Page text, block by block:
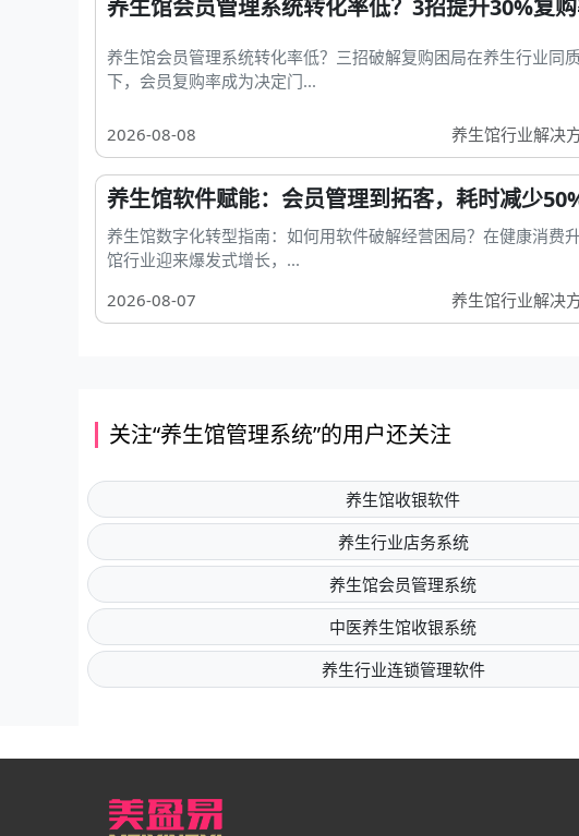
养生馆会员管理系统转化率低？3招提升30%复购
养生馆会员管理系统转化率低？三招破解复购困局在养生行业同
下，会员复购率成为决定门...
2026-08-08 养生馆行业解决
养生馆软件赋能：会员管理到拓客，耗时减少50%
养生馆数字化转型指南：如何用软件破解经营困局？在健康消费
馆行业迎来爆发式增长，...
2026-08-07
养生馆行业解决
关注“养生馆管理系统”的用户还关注
养生馆收银软件
养生行业店务系统
养生馆会员管理系统
中医养生馆收银系统
养生行业连锁管理软件